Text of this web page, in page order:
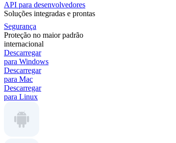
API para desenvolvedores
Soluções integradas e prontas
Segurança
Proteção no maior padrão
internacional
Descarregar
para Windows
Descarregar
para Mac
Descarregar
para Linux